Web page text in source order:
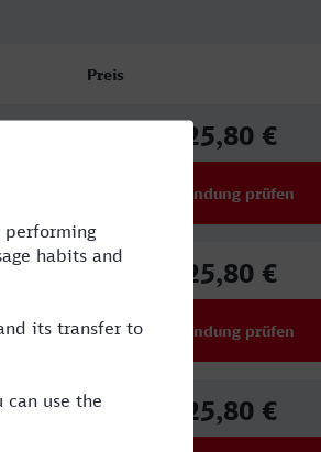
Preis
25,80 €
Verbindung prüfen
25,80 €
Verbindung prüfen
25,80 €